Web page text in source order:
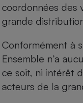
coordonnées des
grande
Conformément à
Ensemble n’a
ce soit, ni intérêt
acteurs de la